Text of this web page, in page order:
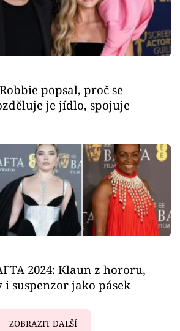
popsal, proč se
je jídlo, spojuje
2024: Klaun z hororu,
suspenzor jako pásek
ZOBRAZIT DALŠÍ